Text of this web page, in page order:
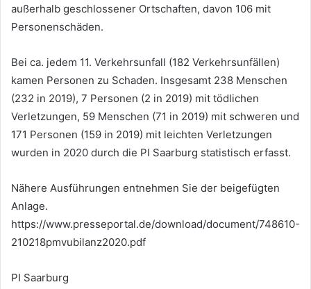
außerhalb geschlossener Ortschaften, davon 106 mit
Personenschäden.
Bei ca. jedem 11. Verkehrsunfall (182 Verkehrsunfällen)
kamen Personen zu Schaden. Insgesamt 238 Menschen
(232 in 2019), 7 Personen (2 in 2019) mit tödlichen
Verletzungen, 59 Menschen (71 in 2019) mit schweren und
171 Personen (159 in 2019) mit leichten Verletzungen
wurden in 2020 durch die PI Saarburg statistisch erfasst.
Nähere Ausführungen entnehmen Sie der beigefügten
Anlage.
https://www.presseportal.de/download/document/748610-
210218pmvubilanz2020.pdf
PI Saarburg